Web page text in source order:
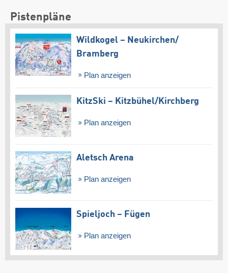
Pistenpläne
Wildkogel – Neukirchen/​
Bramberg
Plan anzeigen
KitzSki – Kitzbühel/​Kirchberg
Plan anzeigen
Aletsch Arena
Plan anzeigen
Spieljoch – Fügen
Plan anzeigen